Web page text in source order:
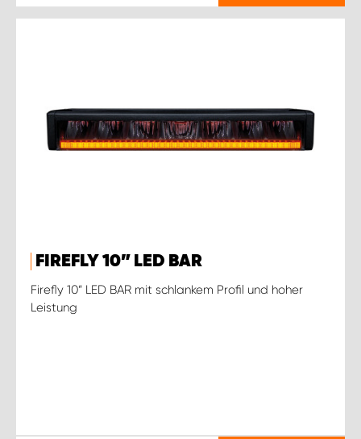
FIREFLY 10” LED BAR
Firefly 10“ LED BAR mit schlankem Profil und hoher
Leistung